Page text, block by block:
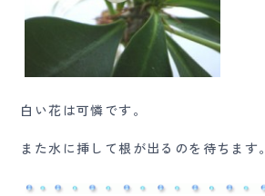
白い花は可憐です。
また水に挿して根が出るのを待ちます。